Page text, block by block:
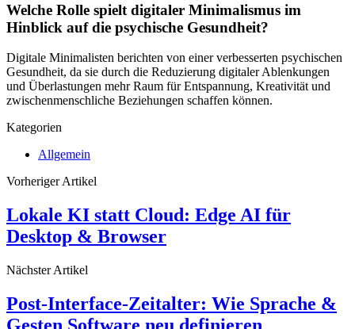
Welche Rolle spielt digitaler Minimalismus im
Hinblick auf die psychische Gesundheit?
Digitale Minimalisten berichten von einer verbesserten psychischen
Gesundheit, da sie durch die Reduzierung digitaler Ablenkungen
und Überlastungen mehr Raum für Entspannung, Kreativität und
zwischenmenschliche Beziehungen schaffen können.
Kategorien
Allgemein
Vorheriger Artikel
Lokale KI statt Cloud: Edge AI für
Desktop & Browser
Nächster Artikel
Post-Interface-Zeitalter: Wie Sprache &